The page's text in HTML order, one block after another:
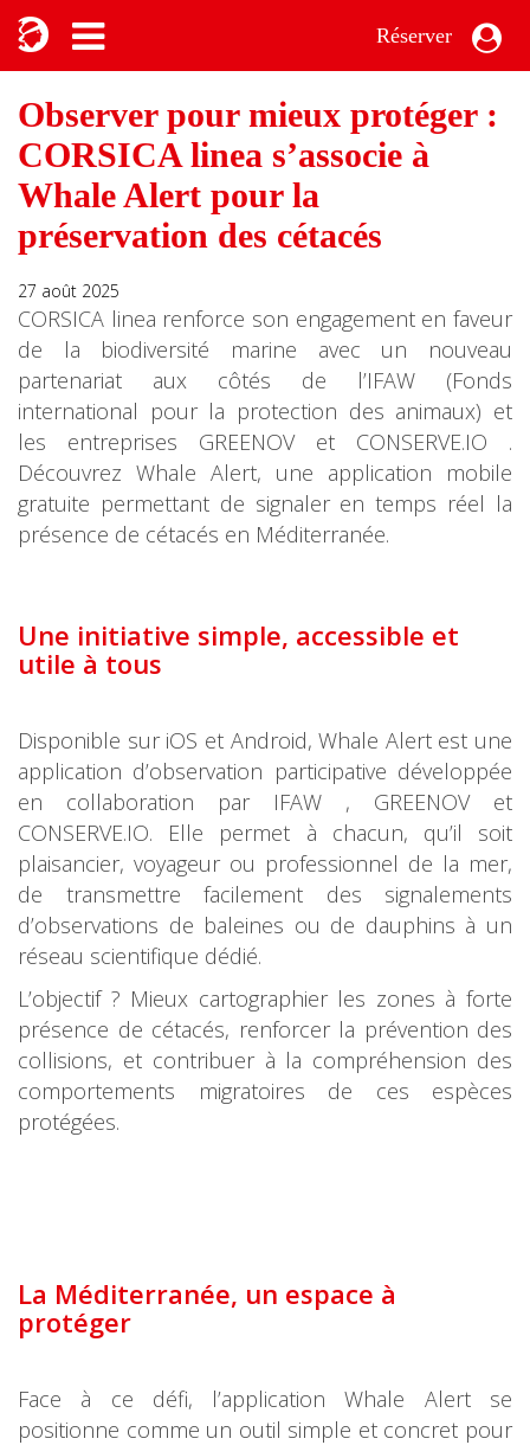
Réserver
Observer pour mieux protéger :
CORSICA linea s’associe à
Whale Alert pour la
préservation des cétacés
27 août 2025
CORSICA linea renforce son engagement en faveur
de la biodiversité marine avec un nouveau
partenariat aux côtés de l’IFAW (Fonds
international pour la protection des animaux) et
les entreprises GREENOV et CONSERVE.IO .
Découvrez Whale Alert, une application mobile
gratuite permettant de signaler en temps réel la
présence de cétacés en Méditerranée.
Une initiative simple, accessible et
utile à tous
Disponible sur iOS et Android, Whale Alert est une
application d’observation participative développée
en collaboration par IFAW , GREENOV et
CONSERVE.IO. Elle permet à chacun, qu’il soit
plaisancier, voyageur ou professionnel de la mer,
de transmettre facilement des signalements
d’observations de baleines ou de dauphins à un
réseau scientifique dédié.
L’objectif ? Mieux cartographier les zones à forte
présence de cétacés, renforcer la prévention des
collisions, et contribuer à la compréhension des
comportements migratoires de ces espèces
protégées.
La Méditerranée, un espace à
protéger
Face à ce défi, l’application Whale Alert se
positionne comme un outil simple et concret pour